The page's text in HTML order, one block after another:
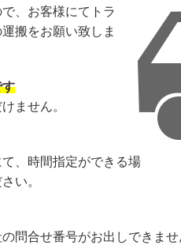
、お客様にてトラ
搬をお願い致しま
す
ません。
、時間指定ができる場
い。
問合せ番号がお出しできませ